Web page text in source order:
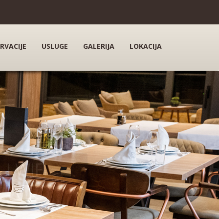
USLUGE GALERIJA LOKACIJA
I WIFI